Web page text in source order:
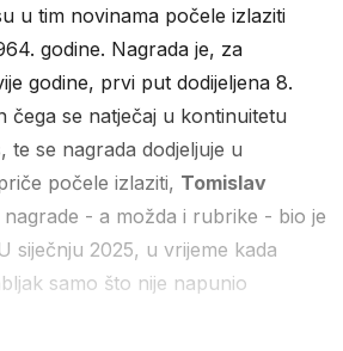
u tim novinama počele izlaziti
godine. Nagrada je, za
godine, prvi put dodijeljena 8.
čega se natječaj u kontinuitetu
te se nagrada dodjeljuje u
počele izlaziti, Tomislav
nagrade - a možda i rubrike - bio je
siječnju 2025, u vrijeme kada
samo što nije napunio